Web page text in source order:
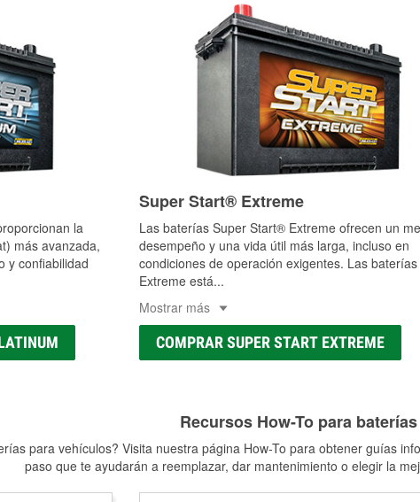
la
más avanzada,
y confiabilidad
Super Start® Extreme
Las baterías Super Start® Extreme ofrecen un
desempeño y una vida útil más larga, incluso en
condiciones de operación exigentes. Las baterías
Extreme está...
Mostrar más
COMPRAR SUPER START EXTREME
Recursos How-To para baterías
para vehículos? Visita nuestra página How-To para obtener guías
paso que te ayudarán a reemplazar, dar mantenimiento o elegir la